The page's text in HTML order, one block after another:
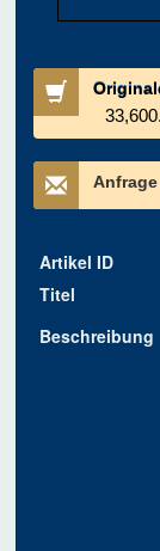
Anfrage
Artikel ID
Titel
Beschreibung